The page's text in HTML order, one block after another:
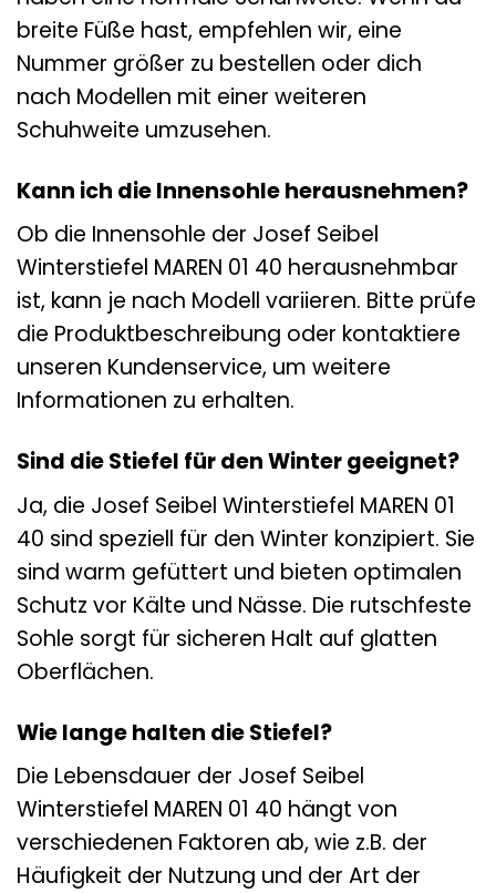
breite Füße hast, empfehlen wir, eine
Nummer größer zu bestellen oder dich
nach Modellen mit einer weiteren
Schuhweite umzusehen.
Kann ich die Innensohle herausnehmen?
Ob die Innensohle der Josef Seibel
Winterstiefel MAREN 01 40 herausnehmbar
ist, kann je nach Modell variieren. Bitte prüfe
die Produktbeschreibung oder kontaktiere
unseren Kundenservice, um weitere
Informationen zu erhalten.
Sind die Stiefel für den Winter geeignet?
Ja, die Josef Seibel Winterstiefel MAREN 01
40 sind speziell für den Winter konzipiert. Sie
sind warm gefüttert und bieten optimalen
Schutz vor Kälte und Nässe. Die rutschfeste
Sohle sorgt für sicheren Halt auf glatten
Oberflächen.
Wie lange halten die Stiefel?
Die Lebensdauer der Josef Seibel
Winterstiefel MAREN 01 40 hängt von
verschiedenen Faktoren ab, wie z.B. der
Häufigkeit der Nutzung und der Art der